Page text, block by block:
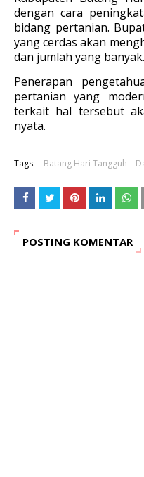
dengan cara
bidang pertanian.
yang cerdas akan
dan jumlah yang banyak.
Penerapan
pertanian yang
terkait hal tersebut
nyata.
Tags: Batang Hari Tangguh
POSTING KOMENTAR